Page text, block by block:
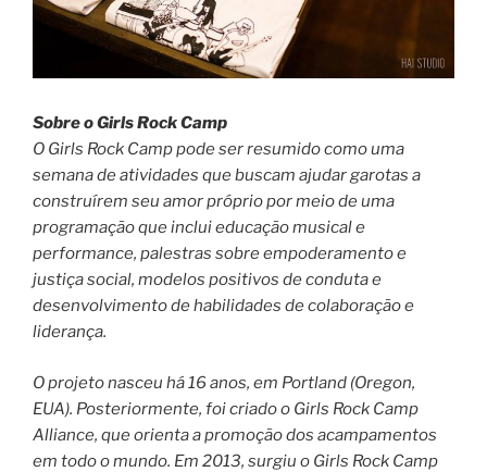
Sobre o Girls Rock Camp
O Girls Rock Camp pode ser resumido como uma
semana de atividades que buscam ajudar garotas a
construírem seu amor próprio por meio de uma
programação que inclui educação musical e
performance, palestras sobre empoderamento e
justiça social, modelos positivos de conduta e
desenvolvimento de habilidades de colaboração e
liderança.
O projeto nasceu há 16 anos, em Portland (Oregon,
EUA). Posteriormente, foi criado o Girls Rock Camp
Alliance, que orienta a promoção dos acampamentos
em todo o mundo. Em 2013, surgiu o Girls Rock Camp